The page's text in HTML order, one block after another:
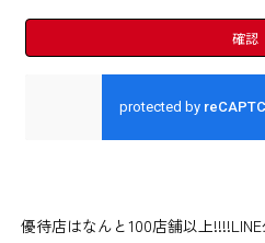
優待店はなんと100店舗以上